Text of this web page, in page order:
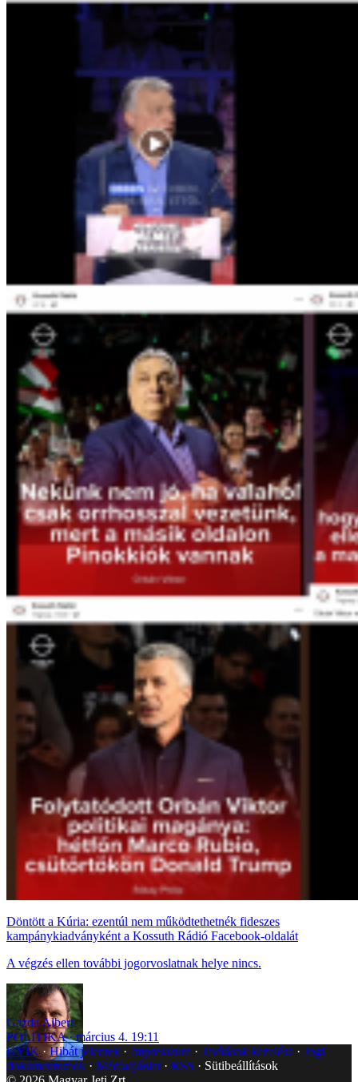
Döntött a Kúria: ezentúl nem működtethetnék fideszes
kampánykiadványként a Kossuth Rádió Facebook-oldalát
A végzés ellen további jogorvoslatnak helye nincs.
Gazda Albert
POLITIKA
március 4. 19:11
GYIK
Hibát jelentek Impresszum Javítások kezelése
Jogi
dokumentumok
Médiaajánlat RSS
Sütibeállítások